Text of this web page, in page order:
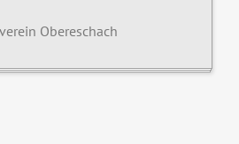
Obereschach